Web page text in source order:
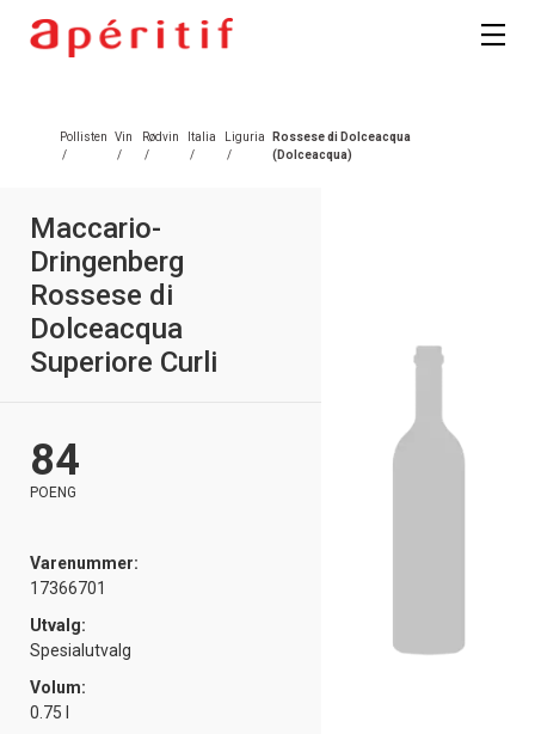
Pollisten
/
Vin
/
Rødvin
/
Italia
/
Liguria
/
Rossese di Dolceacqua
(Dolceacqua)
Maccario-
Dringenberg
Rossese di
Dolceacqua
Superiore Curli
84
POENG
Varenummer:
17366701
Utvalg:
Spesialutvalg
Volum:
0.75 l